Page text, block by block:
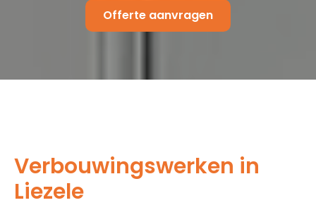
Offerte aanvragen
Verbouwingswerken in
Liezele